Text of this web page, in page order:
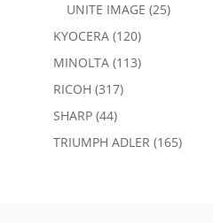
UNITE IMAGE (25)
KYOCERA (120)
MINOLTA (113)
RICOH (317)
SHARP (44)
TRIUMPH ADLER (165)